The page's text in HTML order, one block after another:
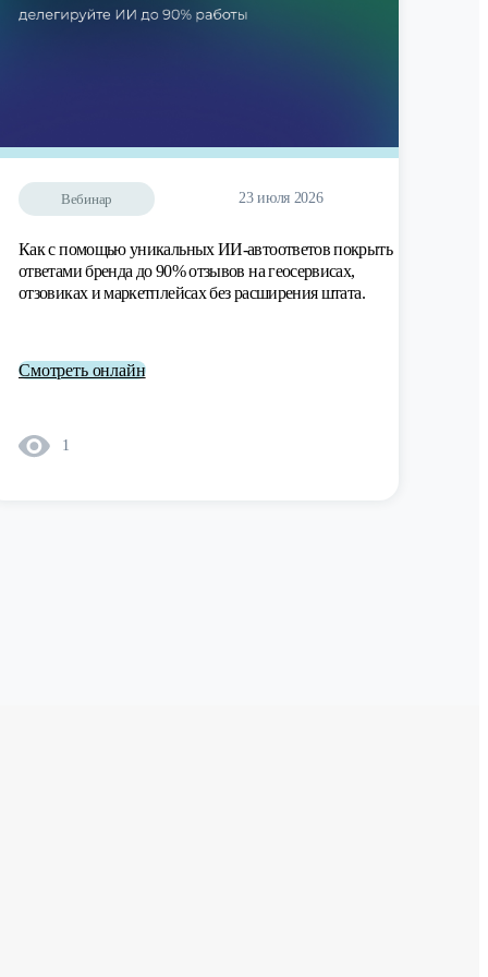
Вебинар 23 июля 2026
Как с помощью уникальных ИИ-автоответов покрыть
ответами бренда до 90% отзывов на геосервисах,
отзовиках и маркетплейсах без расширения штата.
Смотреть онлайн
1